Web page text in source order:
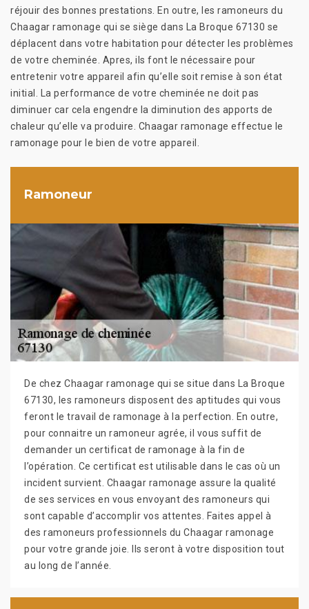
réjouir des bonnes prestations. En outre, les ramoneurs du
Chaagar ramonage qui se siège dans La Broque 67130 se
déplacent dans votre habitation pour détecter les problèmes
de votre cheminée. Apres, ils font le nécessaire pour
entretenir votre appareil afin qu’elle soit remise à son état
initial. La performance de votre cheminée ne doit pas
diminuer car cela engendre la diminution des apports de
chaleur qu’elle va produire. Chaagar ramonage effectue le
ramonage pour le bien de votre appareil.
Ramoneur
De chez Chaagar ramonage qui se situe dans La Broque
67130, les ramoneurs disposent des aptitudes qui vous
feront le travail de ramonage à la perfection. En outre,
pour connaitre un ramoneur agrée, il vous suffit de
demander un certificat de ramonage à la fin de
l’opération. Ce certificat est utilisable dans le cas où un
incident survient. Chaagar ramonage assure la qualité
de ses services en vous envoyant des ramoneurs qui
sont capable d’accomplir vos attentes. Faites appel à
des ramoneurs professionnels du Chaagar ramonage
pour votre grande joie. Ils seront à votre disposition tout
au long de l’année.